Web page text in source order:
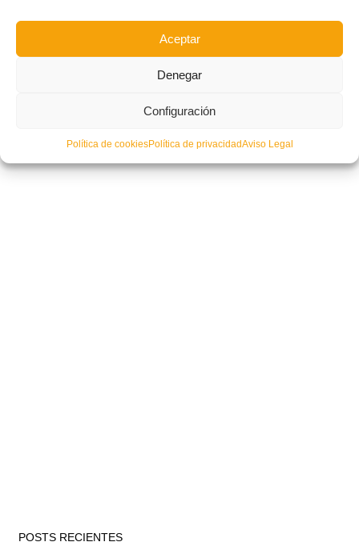
Aceptar
Denegar
Configuración
Política de cookiesPolítica de privacidadAviso Legal
España sub19 cita a cuatro representantes valencianos para el amistoso
POSTS RECIENTES